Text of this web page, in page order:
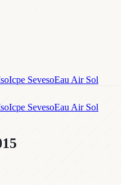
Icpe SevesoEau Air Sol
Icpe SevesoEau Air Sol